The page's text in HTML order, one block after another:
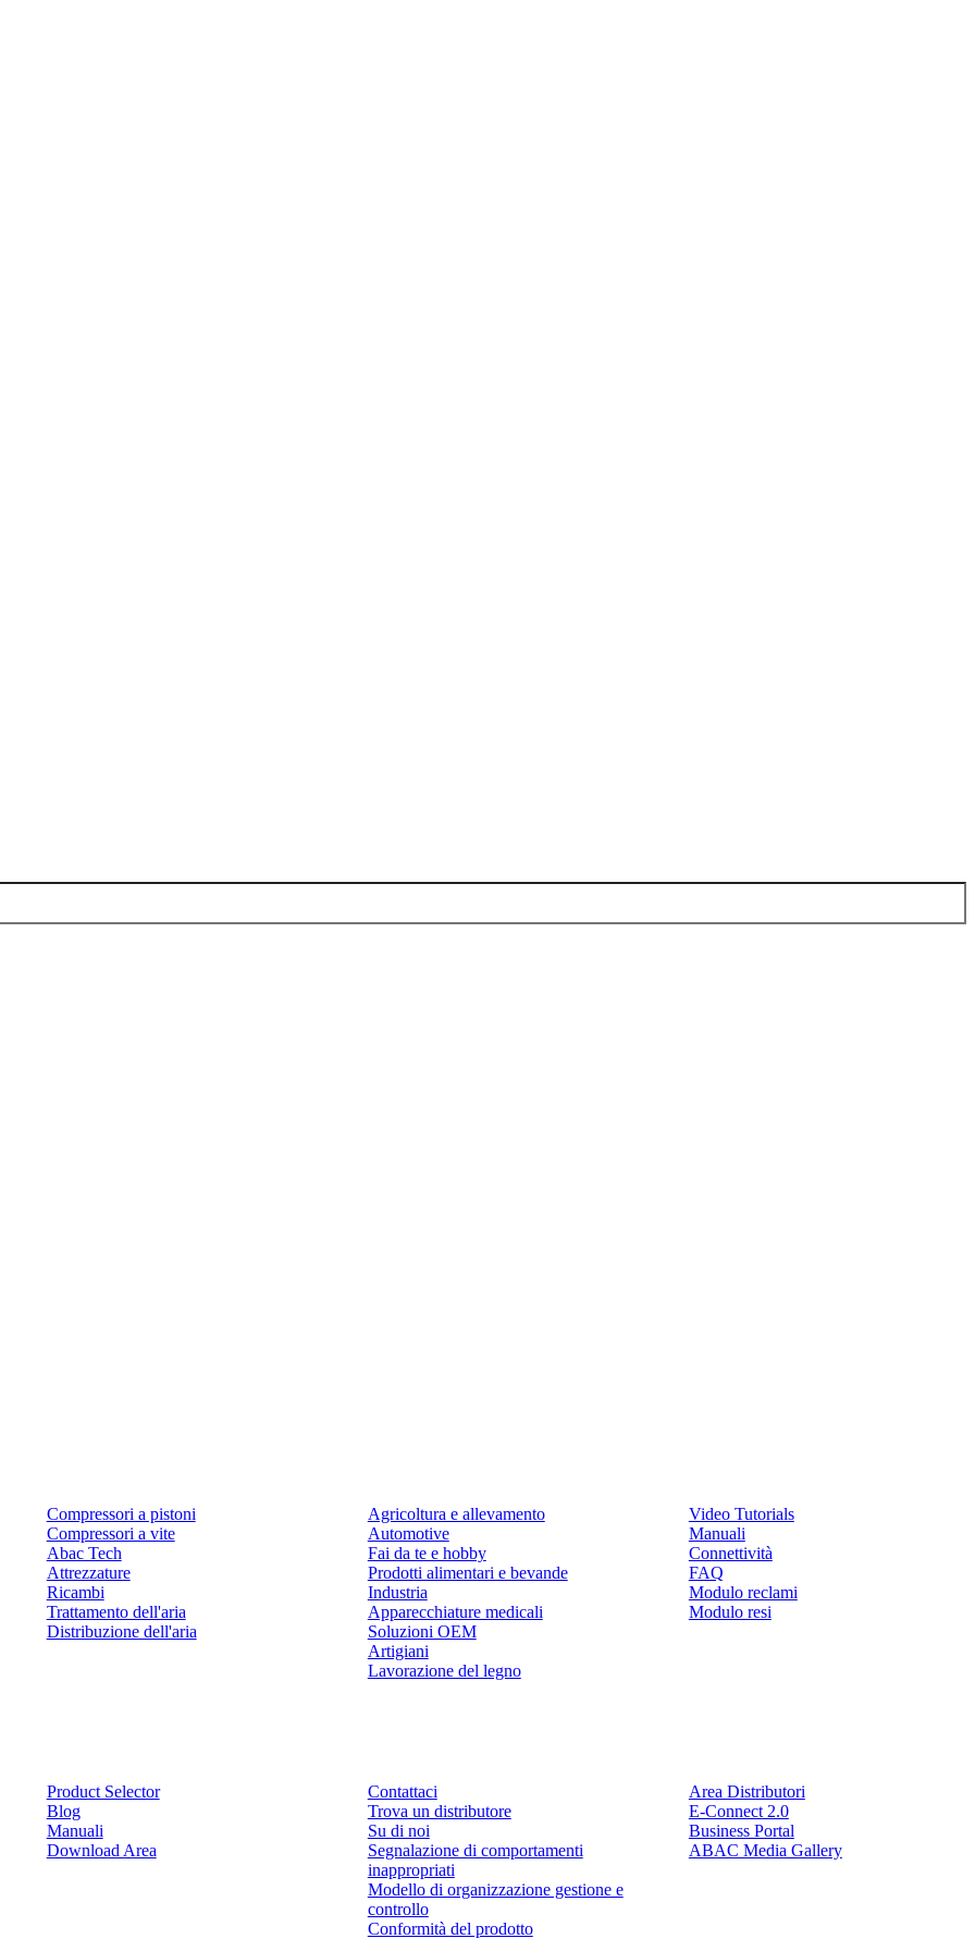
Compressori a pistoni
Compressori a vite
Abac Tech
Attrezzature
Ricambi
Trattamento dell'aria
Distribuzione dell'aria
Agricoltura e allevamento
Automotive
Fai da te e hobby
Prodotti alimentari e bevande
Industria
Apparecchiature medicali
Soluzioni OEM
Artigiani
Lavorazione del legno
Video Tutorials
Manuali
Connettività
FAQ
Modulo reclami
Modulo resi
Product Selector
Blog
Manuali
Download Area
Contattaci
Trova un distributore
Su di noi
Segnalazione di comportamenti
inappropriati
Modello di organizzazione gestione e
controllo
Conformità del prodotto
Area Distributori
E-Connect 2.0
Business Portal
ABAC Media Gallery